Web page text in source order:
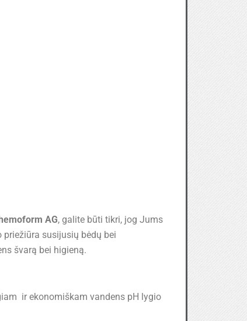
AG, galite būti tikri, jog Jums
susijusių bėdų bei
švarą bei higieną.
ir ekonomiškam vandens pH lygio